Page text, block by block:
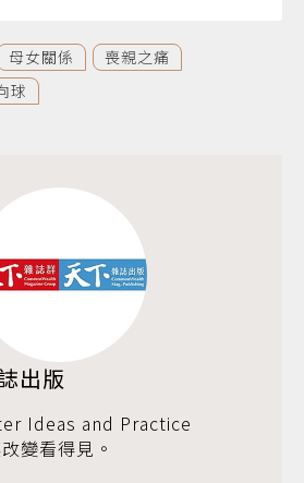
母女關係
喪親之痛
球
出版
Ideas and Practice
變看得見。